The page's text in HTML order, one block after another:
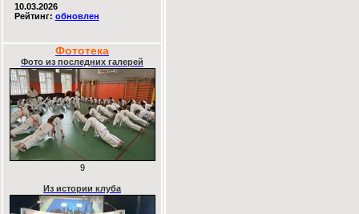
10.03.2026
Рейтинг: обновлен
Фототека
Фото из последних галерей
9
Из истории клуба